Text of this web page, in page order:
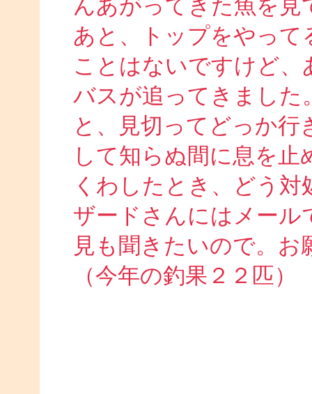
んあがってきた魚を
あと、トップをやって
ことはないですけど
バスが追ってきまし
と、見切ってどっか行
して知らぬ間に息を
くわしたとき、どう
ザードさんにはメール
見も聞きたいので。お
（今年の釣果２２匹）